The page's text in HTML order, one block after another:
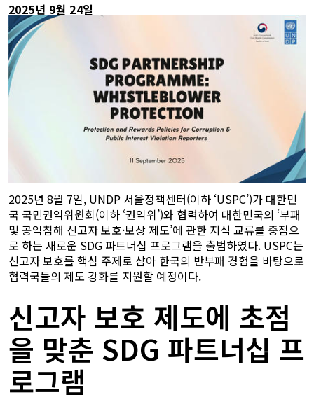
2025년 9월 24일
2025년 8월 7일, UNDP 서울정책센터(이하 ‘USPC’)가 대한민
국 국민권익위원회(이하 ‘권익위’)와 협력하여 대한민국의 ‘부패
및 공익침해 신고자 보호·보상 제도’에 관한 지식 교류를 중점으
로 하는 새로운 SDG 파트너십 프로그램을 출범하였다. USPC는
신고자 보호를 핵심 주제로 삼아 한국의 반부패 경험을 바탕으로
협력국들의 제도 강화를 지원할 예정이다.
신고자 보호 제도에 초점
을 맞춘 SDG 파트너십 프
로그램